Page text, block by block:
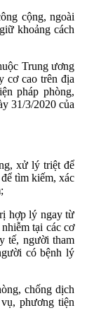
cộng, ngoài
khoảng cách
Trung ương
cơ cao trên địa
pháp phòng,
31/3/2020 của
xử lý triệt để
tìm kiếm, xác
hợp lý ngay từ
tại các cơ
tế, người tham
có bệnh lý
chống dịch
phương tiện